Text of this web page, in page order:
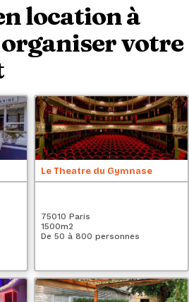
location à
votre
Le Theatre du Gymnase
75010 Paris
1500m2
De 50 à 800 personnes